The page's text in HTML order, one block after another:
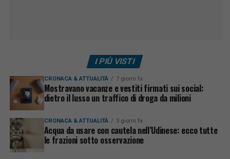
I PIÙ VISTI
CRONACA & ATTUALITÀ 7 giorni fa
Mostravano vacanze e vestiti firmati sui social:
dietro il lusso un traffico di droga da milioni
CRONACA & ATTUALITÀ 3 giorni fa
Acqua da usare con cautela nell’Udinese: ecco tutte
le frazioni sotto osservazione